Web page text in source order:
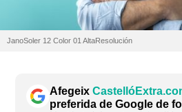
JanoSoler 12 Color 01 AltaResolución
Afegeix
preferida de Google de